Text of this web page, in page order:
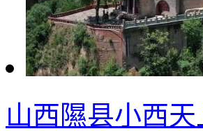
山西隰县小西